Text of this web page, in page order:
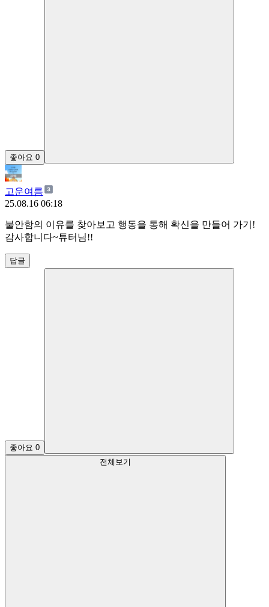
좋아요 0
고운여름
25.08.16 06:18
불안함의 이유를 찾아보고 행동을 통해 확신을 만들어 가기!
감사합니다~튜터님!!
답글
좋아요 0
전체보기